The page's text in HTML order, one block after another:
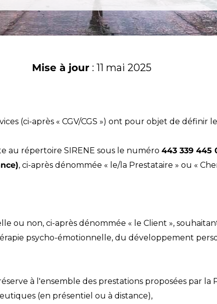
Mise à jour : 11 mai 2025
(ci-après « CGV/CGS ») ont pour objet de
au répertoire SIRENE sous le numéro 443 339 445
, ci-après dénommée « le/la Prestataire » ou «
ou non, ci-après dénommée « le Client »,
psycho-émotionnelle, du développement
à l'ensemble des prestations proposées par la
(en présentiel ou à distance),